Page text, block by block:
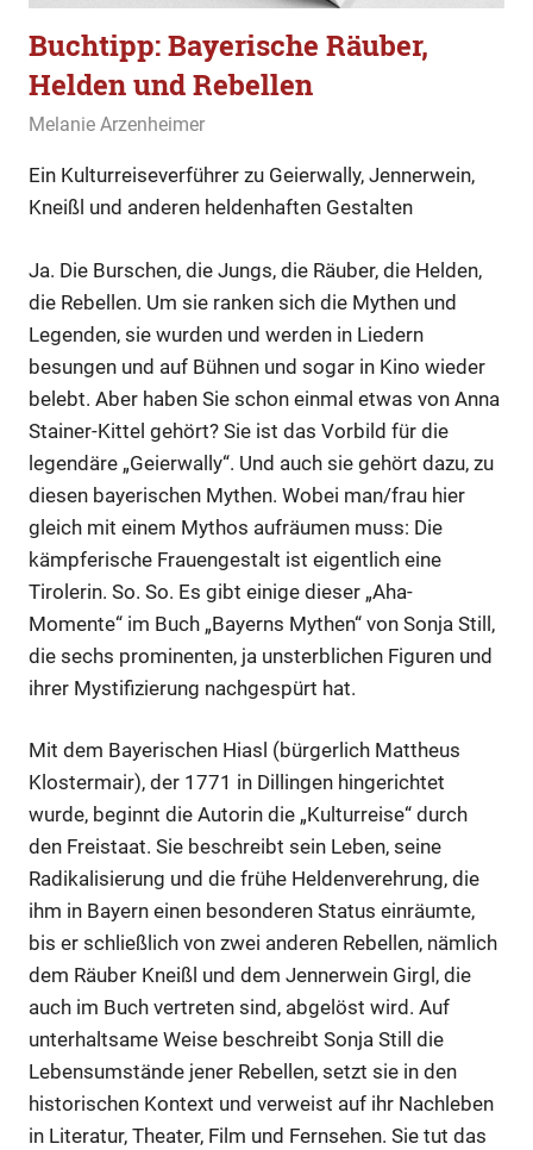
Buchtipp: Bayerische Räuber,
Helden und Rebellen
2. Februar 2020
Melanie Arzenheimer
Ein Kulturreiseverführer zu Geierwally, Jennerwein,
Kneißl und anderen heldenhaften Gestalten
Ja. Die Burschen, die Jungs, die Räuber, die Helden,
die Rebellen. Um sie ranken sich die Mythen und
Legenden, sie wurden und werden in Liedern
besungen und auf Bühnen und sogar in Kino wieder
belebt. Aber haben Sie schon einmal etwas von Anna
Stainer-Kittel gehört? Sie ist das Vorbild für die
legendäre „Geierwally“. Und auch sie gehört dazu, zu
diesen bayerischen Mythen. Wobei man/frau hier
gleich mit einem Mythos aufräumen muss: Die
kämpferische Frauengestalt ist eigentlich eine
Tirolerin. So. So. Es gibt einige dieser „Aha-
Momente“ im Buch „Bayerns Mythen“ von Sonja Still,
die sechs prominenten, ja unsterblichen Figuren und
ihrer Mystifizierung nachgespürt hat.
Mit dem Bayerischen Hiasl (bürgerlich Mattheus
Klostermair), der 1771 in Dillingen hingerichtet
wurde, beginnt die Autorin die „Kulturreise“ durch
den Freistaat. Sie beschreibt sein Leben, seine
Radikalisierung und die frühe Heldenverehrung, die
ihm in Bayern einen besonderen Status einräumte,
bis er schließlich von zwei anderen Rebellen, nämlich
dem Räuber Kneißl und dem Jennerwein Girgl, die
auch im Buch vertreten sind, abgelöst wird. Auf
unterhaltsame Weise beschreibt Sonja Still die
Lebensumstände jener Rebellen, setzt sie in den
historischen Kontext und verweist auf ihr Nachleben
in Literatur, Theater, Film und Fernsehen. Sie tut das